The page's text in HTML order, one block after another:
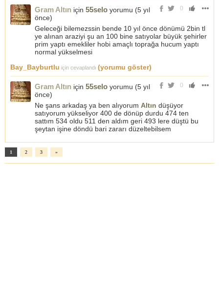
0
Gram Altın için 55selo yorumu (5 yıl
önce)
Geleceği bilemezssin bende 10 yıl önce dönümü 2bin tl
ye alınan araziyi şu an 100 bine satıyolar büyük şehirler
prim yaptı emekliler hobi amaçlı toprağa hucum yaptı
normal yükselmesi
Bay_Bayburtlu için cevaplandı (yorumu göster)
0
Gram Altın için 55selo yorumu (5 yıl
önce)
Ne şans arkadaş ya ben alıyorum Altın düşüyor
satıyorum yükseliyor 400 de dönüp durdu 474 ten
sattım 534 oldu 511 den aldım geri 493 lere düştü bu
şeytan işine döndü bari zararı düzeltebilsem
1 2 3 »